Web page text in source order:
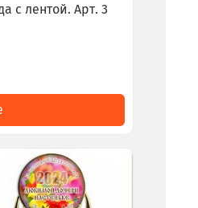
с лентой. Арт. 3